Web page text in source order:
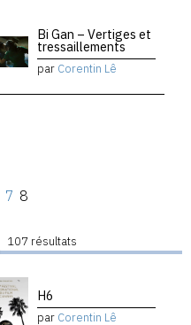
Bi Gan – Vertiges et
tressaillements
par Corentin Lê
7 8
107 résultats
H6
par Corentin Lê